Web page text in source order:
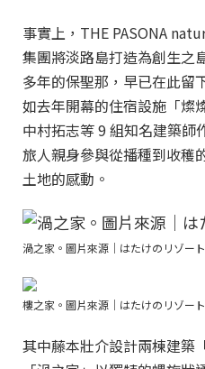
事實上，THE PASONA
集團將淡路島打造為創生之
多年的保聖那，早已在此留
如去年開幕的住宿設施「燦
中村拓志等 9 組知名建築師
旅人親身參與從播種到收穫
土地的感動。
渦之家。圖片來源｜はたけのリゾー
樓之家。圖片來源｜はたけのリゾー
其中藤本壯介設計兩棟建築